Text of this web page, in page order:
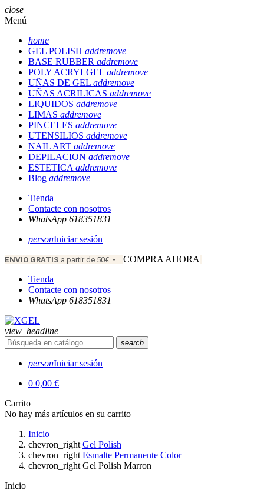
close
Menú
home
GEL POLISH addremove
BASE RUBBER addremove
POLY ACRYLGEL addremove
UÑAS DE GEL addremove
UÑAS ACRILICAS addremove
LIQUIDOS addremove
LIMAS addremove
PINCELES addremove
UTENSILIOS addremove
NAIL ART addremove
DEPILACION addremove
ESTETICA addremove
Blog addremove
Tienda
Contacte con nosotros
WhatsApp 618351831
personIniciar sesión
ENVIO GRATIS a partir de 50€. - . COMPRA AHORA .
Tienda
Contacte con nosotros
WhatsApp 618351831
view_headline
search
personIniciar sesión
0 0,00 €
Carrito
No hay más artículos en su carrito
Inicio
chevron_right Gel Polish
chevron_right Esmalte Permanente Color
chevron_right Gel Polish Marron
Inicio